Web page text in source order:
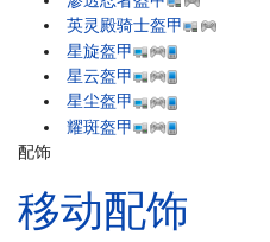
英灵殿骑士盔甲
星旋盔甲
星云盔甲
星尘盔甲
耀斑盔甲
配饰
移动配饰